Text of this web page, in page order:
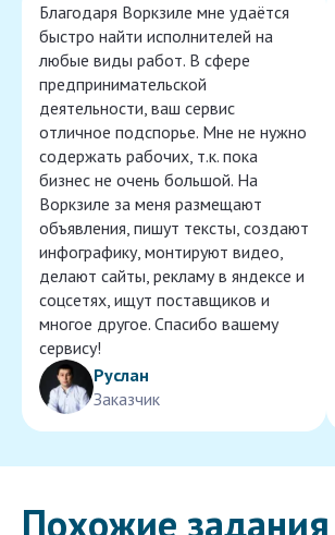
Благодаря Воркзиле мне удаётся
быстро найти исполнителей на
любые виды работ. В сфере
предпринимательской
деятельности, ваш сервис
отличное подспорье. Мне не нужно
содержать рабочих, т.к. пока
бизнес не очень большой. На
Воркзиле за меня размещают
объявления, пишут тексты, создают
инфографику, монтируют видео,
делают сайты, рекламу в яндексе и
соцсетях, ищут поставщиков и
многое другое. Спасибо вашему
сервису!
Руслан
Заказчик
Похожие задания